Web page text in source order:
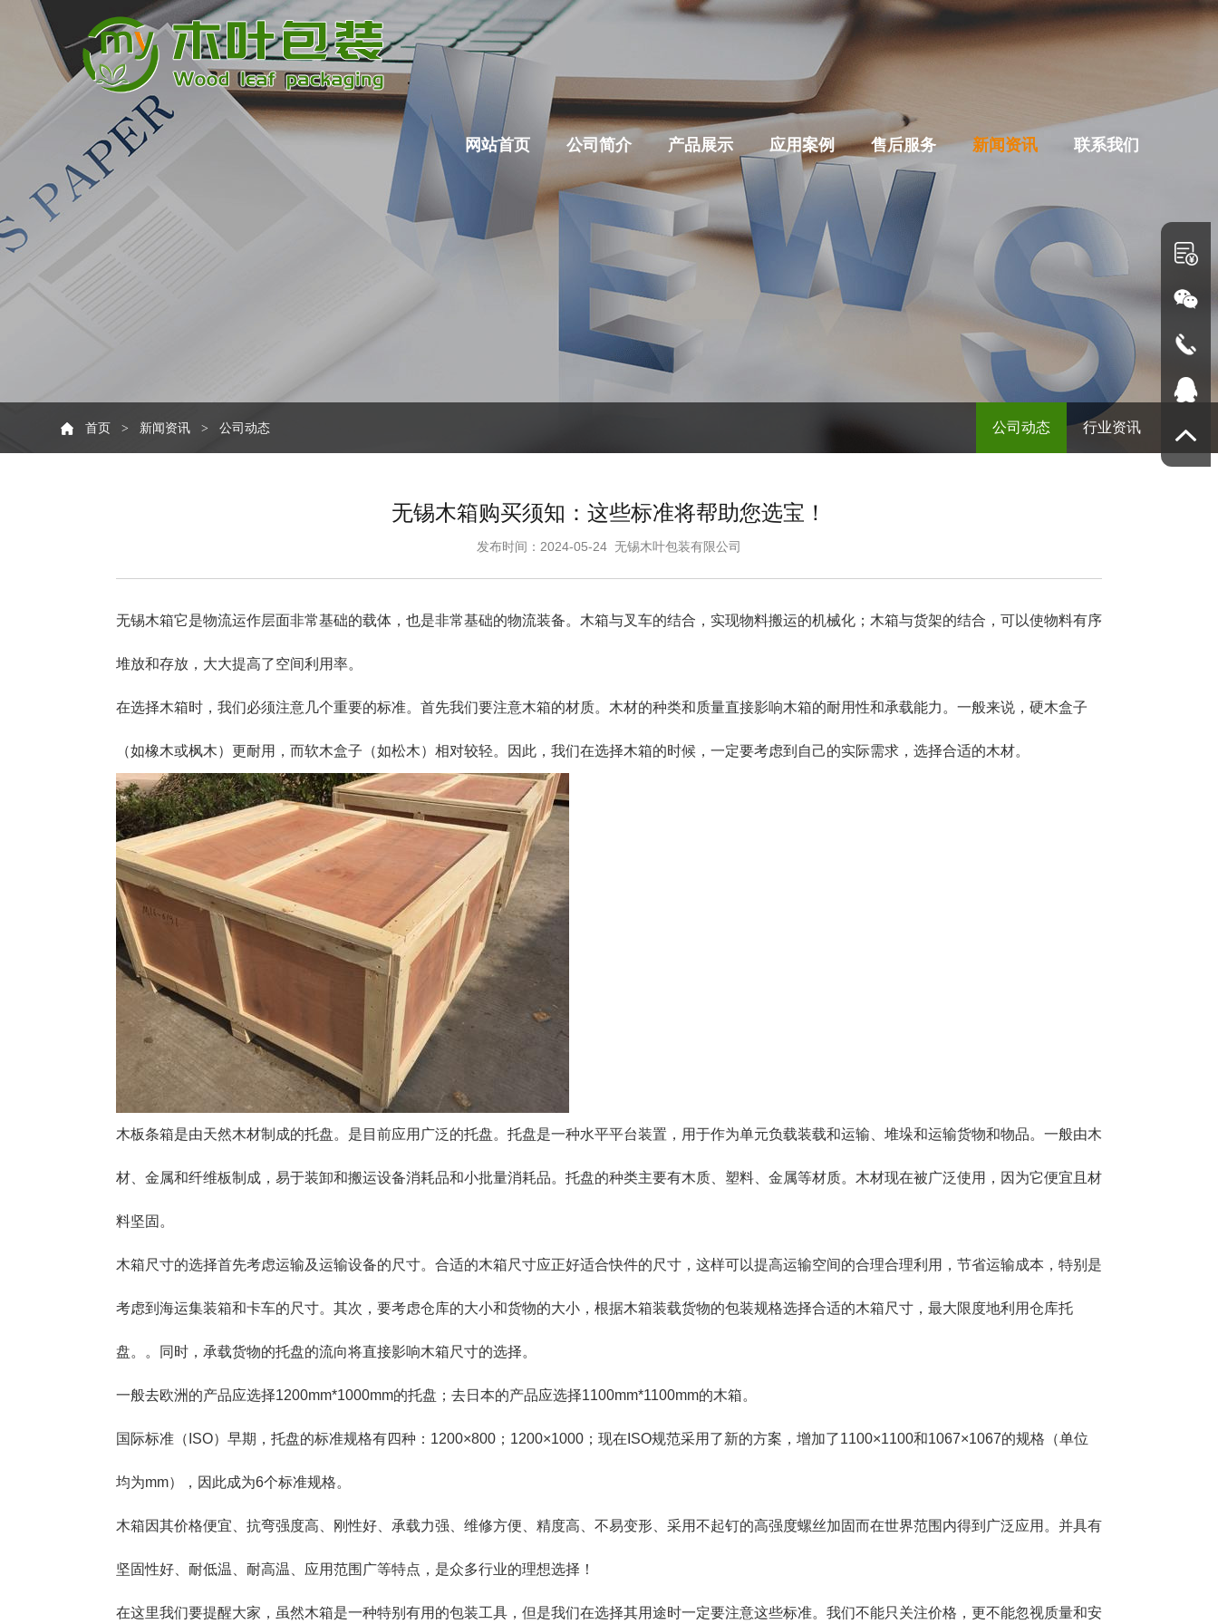
网站首页 公司简介 产品展示 应用案例 售后服务 新闻资讯 联系我们
首页 > 新闻资讯 > 公司动态 公司动态 行业资讯
无锡木箱购买须知：这些标准将帮助您选宝！
发布时间：2024-05-24 无锡木叶包装有限公司
无锡木箱它是物流运作层面非常基础的载体，也是非常基础的物流装备。木箱与叉车的结合，实现物料搬运的机械化；木箱与货架的结合，可以使物料有序
堆放和存放，大大提高了空间利用率。
在选择木箱时，我们必须注意几个重要的标准。首先我们要注意木箱的材质。木材的种类和质量直接影响木箱的耐用性和承载能力。一般来说，硬木盒子
（如橡木或枫木）更耐用，而软木盒子（如松木）相对较轻。因此，我们在选择木箱的时候，一定要考虑到自己的实际需求，选择合适的木材。
木板条箱是由天然木材制成的托盘。是目前应用广泛的托盘。托盘是一种水平平台装置，用于作为单元负载装载和运输、堆垛和运输货物和物品。一般由木
材、金属和纤维板制成，易于装卸和搬运设备消耗品和小批量消耗品。托盘的种类主要有木质、塑料、金属等材质。木材现在被广泛使用，因为它便宜且材
料坚固。
木箱尺寸的选择首先考虑运输及运输设备的尺寸。合适的木箱尺寸应正好适合快件的尺寸，这样可以提高运输空间的合理合理利用，节省运输成本，特别是
考虑到海运集装箱和卡车的尺寸。其次，要考虑仓库的大小和货物的大小，根据木箱装载货物的包装规格选择合适的木箱尺寸，最大限度地利用仓库托
盘。。同时，承载货物的托盘的流向将直接影响木箱尺寸的选择。
一般去欧洲的产品应选择1200mm*1000mm的托盘；去日本的产品应选择1100mm*1100mm的木箱。
国际标准（ISO）早期，托盘的标准规格有四种：1200×800；1200×1000；现在ISO规范采用了新的方案，增加了1100×1100和1067×1067的规格（单位
均为mm），因此成为6个标准规格。
木箱因其价格便宜、抗弯强度高、刚性好、承载力强、维修方便、精度高、不易变形、采用不起钉的高强度螺丝加固而在世界范围内得到广泛应用。并具有
坚固性好、耐低温、耐高温、应用范围广等特点，是众多行业的理想选择！
在这里我们要提醒大家，虽然木箱是一种特别有用的包装工具，但是我们在选择其用途时一定要注意这些标准。我们不能只关注价格，更不能忽视质量和安